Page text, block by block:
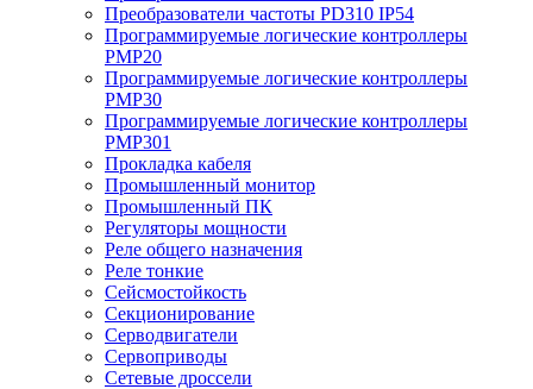
Преобразователи частоты PD310 IP54
Программируемые логические контроллеры
PMP20
Программируемые логические контроллеры
PMP30
Программируемые логические контроллеры
PMP301
Прокладка кабеля
Промышленный монитор
Промышленный ПК
Регуляторы мощности
Реле общего назначения
Реле тонкие
Сейсмостойкость
Секционирование
Серводвигатели
Сервоприводы
Сетевые дроссели